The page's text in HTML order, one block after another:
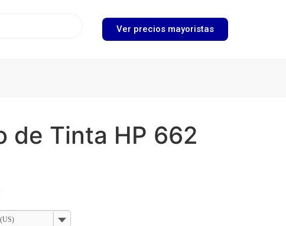
Ver precios mayoristas
de Tinta HP 662